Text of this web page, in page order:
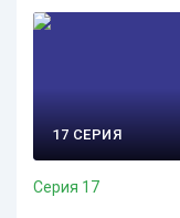
17 СЕРИЯ
Серия 17